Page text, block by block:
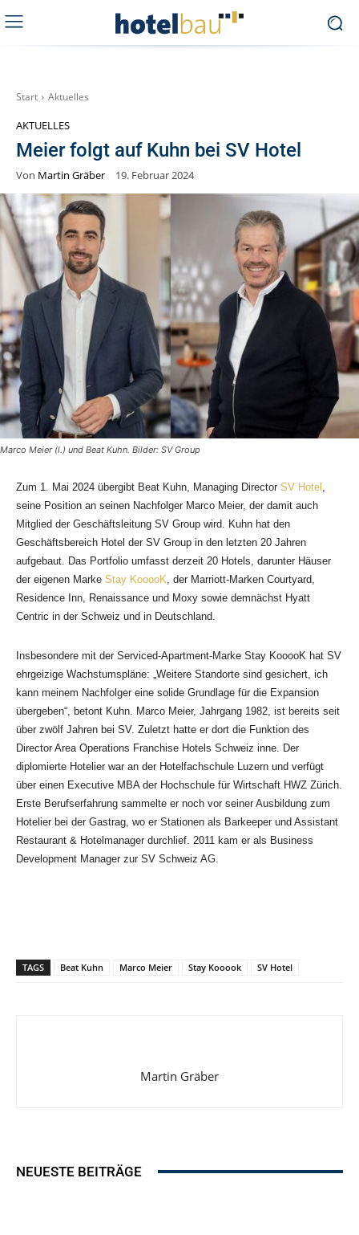
Start Aktuelles
AKTUELLES
Meier folgt auf Kuhn bei SV Hotel
Von Martin Gräber 19. Februar 2024
Marco Meier (l.) und Beat Kuhn. Bilder: SV Group
Zum 1. Mai 2024 übergibt Beat Kuhn, Managing Director SV Hotel
seine Position an seinen Nachfolger Marco Meier, der damit auch
Mitglied der Geschäftsleitung SV Group wird. Kuhn hat den
Geschäftsbereich Hotel der SV Group in den letzten 20 Jahren
aufgebaut. Das Portfolio umfasst derzeit 20 Hotels, darunter Häuser
der eigenen Marke Stay KooooK , der Marriott-Marken Courtyard,
Residence Inn, Renaissance und Moxy sowie demnächst Hyatt
Centric in der Schweiz und in Deutschland.
Insbesondere mit der Serviced-Apartment-Marke Stay KooooK hat SV
ehrgeizige Wachstumspläne: „Weitere Standorte sind gesichert, ich
kann meinem Nachfolger eine solide Grundlage für die Expansion
übergeben“, betont Kuhn. Marco Meier, Jahrgang 1982, ist bereits seit
über zwölf Jahren bei SV. Zuletzt hatte er dort die Funktion des
Director Area Operations Franchise Hotels Schweiz inne. Der
diplomierte Hotelier war an der Hotelfachschule Luzern und verfügt
über einen Executive MBA der Hochschule für Wirtschaft HWZ Zürich.
Erste Berufserfahrung sammelte er noch vor seiner Ausbildung zum
Hotelier bei der Gastrag, wo er Stationen als Barkeeper und Assistant
Restaurant & Hotelmanager durchlief. 2011 kam er als Business
Development Manager zur SV Schweiz AG.
TAGS Beat Kuhn Marco Meier Stay Kooook SV Hotel
Martin Gräber
NEUESTE BEITRÄGE